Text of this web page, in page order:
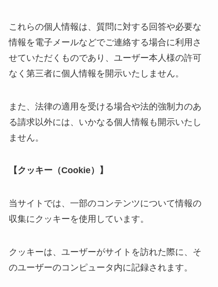
これらの個人情報は、質問に対する回答や必要な
情報を電子メールなどでご連絡する場合に利用さ
せていただくものであり、ユーザー本人様の許可
なく第三者に個人情報を開示いたしません。
また、法律の適用を受ける場合や法的強制力のあ
る請求以外には、いかなる個人情報も開示いたし
ません。
【クッキー（Cookie）】
当サイトでは、一部のコンテンツについて情報の
収集にクッキーを使用しています。
クッキーは、ユーザーがサイトを訪れた際に、そ
のユーザーのコンピュータ内に記録されます。